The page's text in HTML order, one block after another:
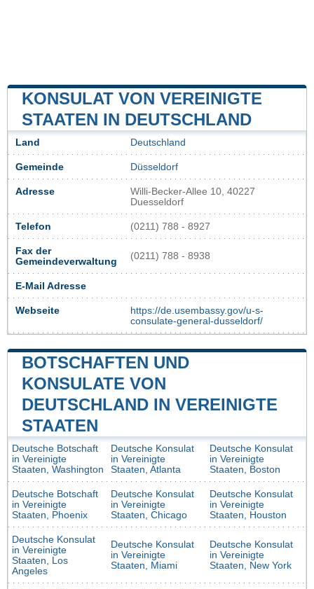
KONSULAT VON VEREINIGTE
STAATEN IN DEUTSCHLAND
Land Deutschland
Gemeinde Düsseldorf
Adresse
Willi-Becker-Allee 10, 40227
Duesseldorf
Telefon (0211) 788 - 8927
Fax der
Gemeindeverwaltung
(0211) 788 - 8938
E-Mail Adresse
Webseite
https://de.usembassy.gov/u-s-
consulate-general-dusseldorf/
BOTSCHAFTEN UND
KONSULATE VON
DEUTSCHLAND IN VEREINIGTE
STAATEN
Deutsche Botschaft
in Vereinigte
Staaten, Washington
Deutsche Konsulat
in Vereinigte
Staaten, Atlanta
Deutsche Konsulat
in Vereinigte
Staaten, Boston
Deutsche Botschaft
in Vereinigte
Staaten, Phoenix
Deutsche Konsulat
in Vereinigte
Staaten, Chicago
Deutsche Konsulat
in Vereinigte
Staaten, Houston
Deutsche Konsulat
in Vereinigte
Staaten, Los
Angeles
Deutsche Konsulat
in Vereinigte
Staaten, Miami
Deutsche Konsulat
in Vereinigte
Staaten, New York